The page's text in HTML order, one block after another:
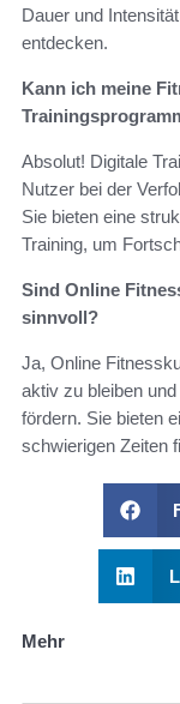
Dauer und
entdecken.
Kann ich meine
Absolut! Digitale
Nutzer bei der
Sie bieten eine
Training, um
Sind Online
sinnvoll?
Ja, Online
aktiv zu bleiben
fördern. Sie bieten
schwierigen Zeiten
Mehr